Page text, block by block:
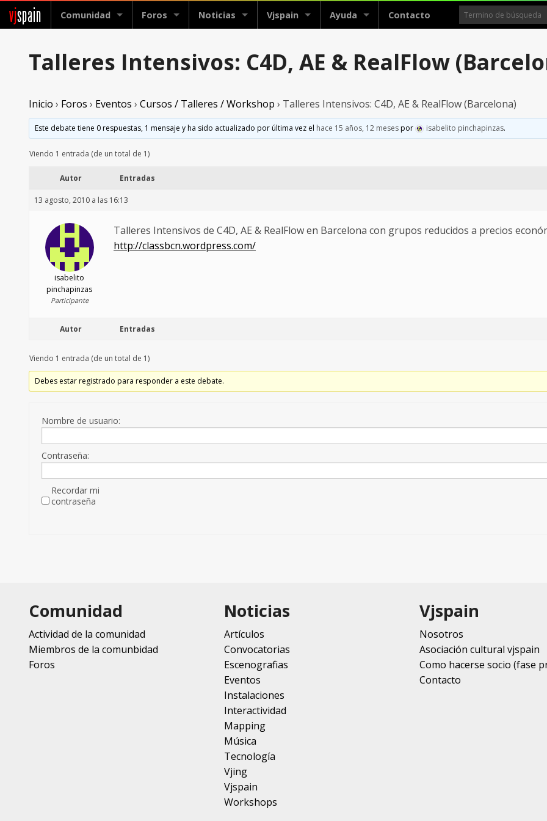
vjspain Comunidad Foros Noticias Vjspain Ayuda Contacto
Talleres Intensivos: C4D, AE & RealFlow
Inicio › Foros › Eventos › Cursos / Talleres / Workshop › Talleres Intensivos: C4D, AE & RealFlow (Barcelona)
Este debate tiene 0 respuestas, 1 mensaje y ha sido actualizado por última vez el hace 15 años, 12 mesespor isabelito pinchapinzas.
Viendo 1 entrada (de un total de 1)
Autor Entradas
13 agosto, 2010 a las 16:13
isabelito
pinchapinzas
Participante
Talleres Intensivos de C4D, AE & RealFlow en Barcelona con grupos reducidos a precios
http://classbcn.wordpress.com/
Autor Entradas
Viendo 1 entrada (de un total de 1)
Debes estar registrado para responder a este debate.
Nombre de usuario:
Contraseña:
Recordar mi
contraseña
Comunidad
Actividad de la comunidad
Miembros de la comunbidad
Foros
Noticias
Artículos
Convocatorias
Escenografias
Eventos
Instalaciones
Interactividad
Mapping
Música
Tecnología
Vjing
Vjspain
Workshops
Vjspain
Nosotros
Asociación cultural vjspain
Como hacerse socio (fase
Contacto